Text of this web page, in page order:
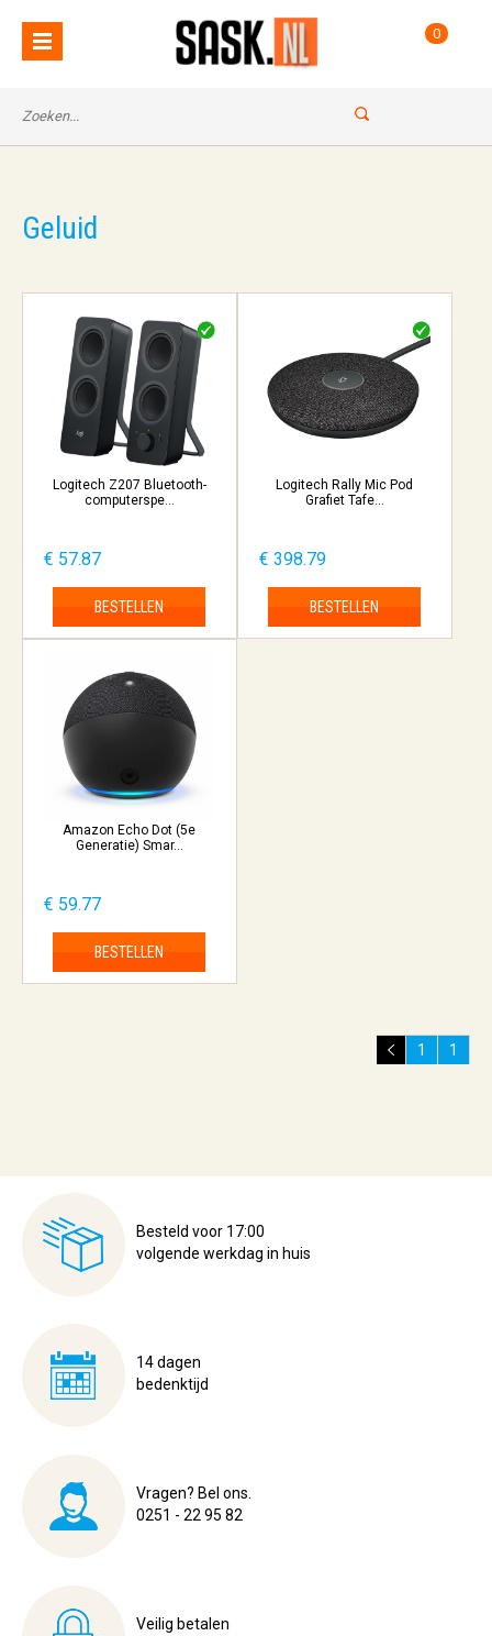
0
Geluid
Logitech Z207 Bluetooth-
computerspe...
€ 57.87
BESTELLEN
Logitech Rally Mic Pod
Grafiet Tafe...
€ 398.79
BESTELLEN
Amazon Echo Dot (5e
Generatie) Smar...
€ 59.77
BESTELLEN
1 1
Besteld voor 17:00
volgende werkdag in huis
14 dagen
bedenktijd
Vragen? Bel ons.
0251 - 22 95 82
Veilig betalen